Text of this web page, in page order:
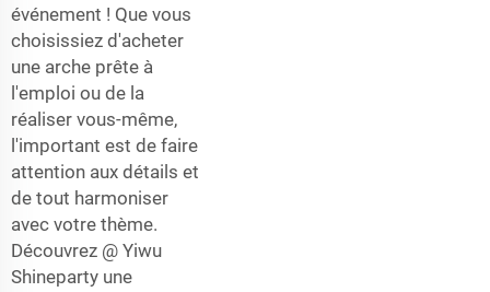
événement ! Que vous
choisissiez d'acheter
une arche prête à
l'emploi ou de la
réaliser vous-même,
l'important est de faire
attention aux détails et
de tout harmoniser
avec votre thème.
Découvrez @ Yiwu
Shineparty une